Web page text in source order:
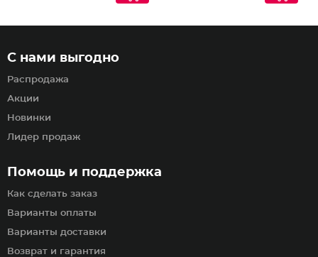
Помощь и поддержка
Как сделать заказ
Варианты оплаты
Варианты доставки
Возврат и гарантия
С нами выгодно
Распродажа
Акции
Новинки
Лидер продаж